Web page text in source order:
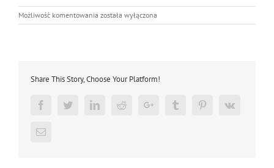
Możliwość komentowania Dlaczego
pieczątki
Polimerowych?
została wyłączona
Share This Story, Choose Your Platform!
FacebookTwitterLinkedInRedditGoogle+ Tumblr PinterestVk
Email